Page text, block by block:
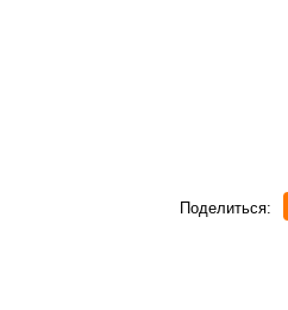
Поделиться: